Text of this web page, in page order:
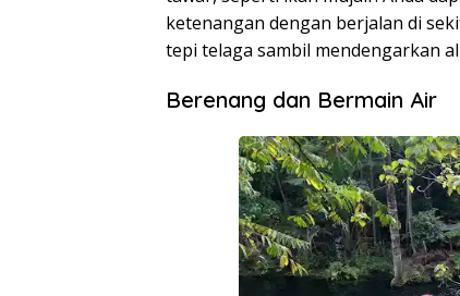
ketenangan dengan berjalan di
tepi telaga sambil mendengarkan
Berenang dan Bermain Air